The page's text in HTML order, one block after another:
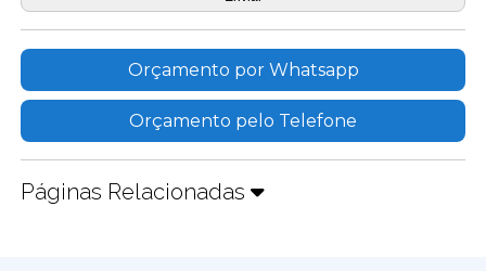
Orçamento por Whatsapp
Orçamento pelo Telefone
Páginas Relacionadas